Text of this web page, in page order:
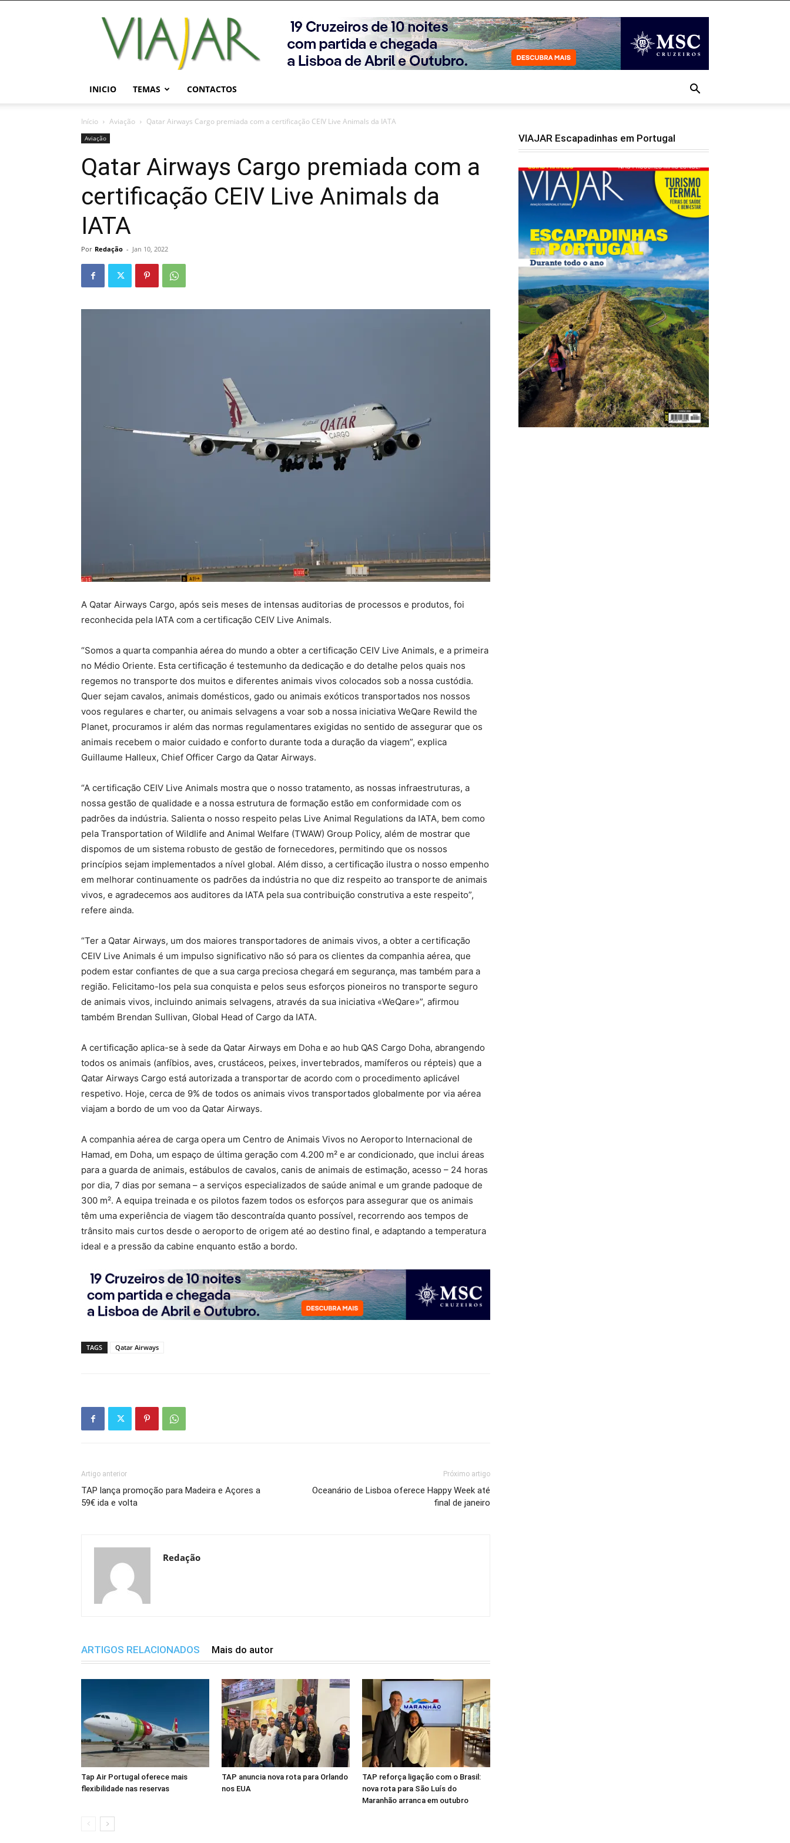
Viajar
Magazine
Online
INICIO TEMAS CONTACTOS
Início Aviação Qatar Airways Cargo premiada com a certificação CEIV Live Animals da IATA
Aviação
Qatar Airways Cargo premiada com a
certificação CEIV Live Animals da
IATA
Por Redação - Jan 10, 2022
A Qatar Airways Cargo, após seis meses de intensas auditorias de processos e produtos, foi
reconhecida pela IATA com a certificação CEIV Live Animals.
“Somos a quarta companhia aérea do mundo a obter a certificação CEIV Live Animals, e a primeira
no Médio Oriente. Esta certificação é testemunho da dedicação e do detalhe pelos quais nos
regemos no transporte dos muitos e diferentes animais vivos colocados sob a nossa custódia.
Quer sejam cavalos, animais domésticos, gado ou animais exóticos transportados nos nossos
voos regulares e charter, ou animais selvagens a voar sob a nossa iniciativa WeQare Rewild the
Planet, procuramos ir além das normas regulamentares exigidas no sentido de assegurar que os
animais recebem o maior cuidado e conforto durante toda a duração da viagem”, explica
Guillaume Halleux, Chief Officer Cargo da Qatar Airways.
“A certificação CEIV Live Animals mostra que o nosso tratamento, as nossas infraestruturas, a
nossa gestão de qualidade e a nossa estrutura de formação estão em conformidade com os
padrões da indústria. Salienta o nosso respeito pelas Live Animal Regulations da IATA, bem como
pela Transportation of Wildlife and Animal Welfare (TWAW) Group Policy, além de mostrar que
dispomos de um sistema robusto de gestão de fornecedores, permitindo que os nossos
princípios sejam implementados a nível global. Além disso, a certificação ilustra o nosso empenho
em melhorar continuamente os padrões da indústria no que diz respeito ao transporte de animais
vivos, e agradecemos aos auditores da IATA pela sua contribuição construtiva a este respeito”,
refere ainda.
“Ter a Qatar Airways, um dos maiores transportadores de animais vivos, a obter a certificação
CEIV Live Animals é um impulso significativo não só para os clientes da companhia aérea, que
podem estar confiantes de que a sua carga preciosa chegará em segurança, mas também para a
região. Felicitamo-los pela sua conquista e pelos seus esforços pioneiros no transporte seguro
de animais vivos, incluindo animais selvagens, através da sua iniciativa «WeQare»”, afirmou
também Brendan Sullivan, Global Head of Cargo da IATA.
A certificação aplica-se à sede da Qatar Airways em Doha e ao hub QAS Cargo Doha, abrangendo
todos os animais (anfíbios, aves, crustáceos, peixes, invertebrados, mamíferos ou répteis) que a
Qatar Airways Cargo está autorizada a transportar de acordo com o procedimento aplicável
respetivo. Hoje, cerca de 9% de todos os animais vivos transportados globalmente por via aérea
viajam a bordo de um voo da Qatar Airways.
A companhia aérea de carga opera um Centro de Animais Vivos no Aeroporto Internacional de
Hamad, em Doha, um espaço de última geração com 4.200 m² e ar condicionado, que inclui áreas
para a guarda de animais, estábulos de cavalos, canis de animais de estimação, acesso – 24 horas
por dia, 7 dias por semana – a serviços especializados de saúde animal e um grande padoque de
300 m². A equipa treinada e os pilotos fazem todos os esforços para assegurar que os animais
têm uma experiência de viagem tão descontraída quanto possível, recorrendo aos tempos de
trânsito mais curtos desde o aeroporto de origem até ao destino final, e adaptando a temperatura
ideal e a pressão da cabine enquanto estão a bordo.
TAGS Qatar Airways
Artigo anterior
TAP lança promoção para Madeira e Açores a
59€ ida e volta
Próximo artigo
Oceanário de Lisboa oferece Happy Week até
final de janeiro
Redação
ARTIGOS RELACIONADOS Mais do autor
Tap Air Portugal oferece mais
flexibilidade nas reservas
TAP anuncia nova rota para Orlando
nos EUA
TAP reforça ligação com o Brasil:
nova rota para São Luís do
Maranhão arranca em outubro
VIAJAR Escapadinhas em Portugal